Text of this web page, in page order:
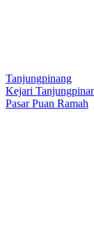
Tanjungpinang
Kejari
Pasar Puan Ramah